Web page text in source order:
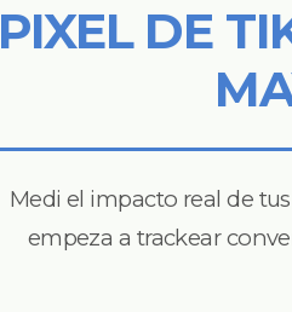
PIXEL DE
Medi el impacto real de
empeza a trackear